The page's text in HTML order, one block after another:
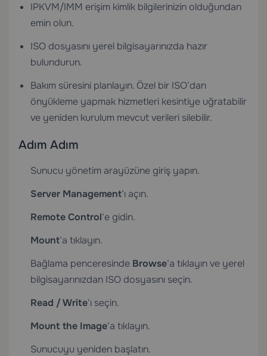
IPKVM/IMM erişim kimlik bilgilerinizin olduğundan
emin olun.
ISO dosyasını yerel bilgisayarınızda hazır
bulundurun.
Bakım süresini planlayın. Özel bir ISO’dan
önyükleme yapmak hizmetleri kesintiye uğratabilir
ve yeniden kurulum mevcut verileri silebilir.
Adım Adım
Sunucu yönetim arayüzüne giriş yapın.
Server Management‘ı açın.
Remote Control‘e gidin.
Mount‘a tıklayın.
Bağlama penceresinde Browse‘a tıklayın ve yerel
bilgisayarınızdan ISO dosyasını seçin.
Read / Write‘ı seçin.
Mount the Image‘a tıklayın.
Sunucuyu yeniden başlatın.